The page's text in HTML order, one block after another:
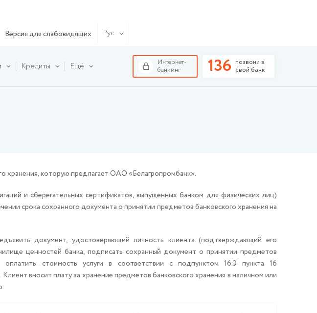
Версия для слабовидящих Рус
Кредиты Ещё
Интернет-
банкинг
136 позвони в
свой банк
хранения, которую предлагает ОАО «Белагропромбанк».
и сберегательных сертификатов, выпущенных банком для физических лиц)
срока сохранного документа о принятии предметов банковского хранения на
документ, удостоверяющий личность клиента (подтверждающий его
ценностей банка, подписать сохранный документ о принятии предметов
стоимость услуги в соответствии с подпунктом 16.3 пункта 16
вносит плату за хранение предметов банковского хранения в наличном или